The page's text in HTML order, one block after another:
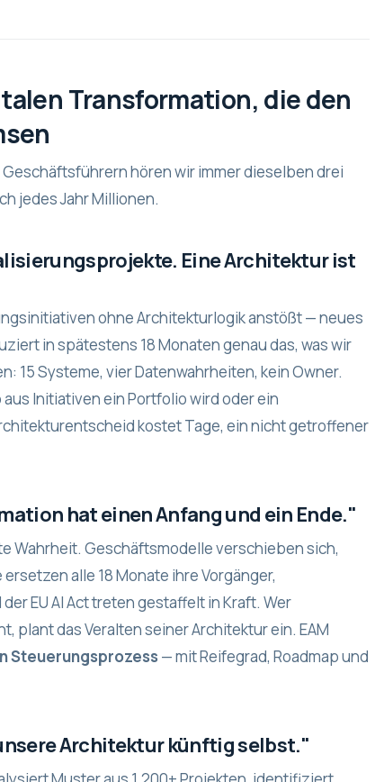
Transformation, die den
hören wir immer dieselben drei
jedes Jahr Millionen.
Eine Architektur ist
ohne Architekturlogik anstößt — neues
in spätestens 18 Monaten genau das, was wir
15 Systeme, vier Datenwahrheiten, kein Owner.
Initiativen ein Portfolio wird oder ein
kostet Tage, ein nicht getroffener
hat einen Anfang und ein Ende."
Wahrheit. Geschäftsmodelle verschieben sich,
alle 18 Monate ihre Vorgänger,
EU AI Act treten gestaffelt in Kraft. Wer
plant das Veralten seiner Architektur ein. EAM
Steuerungsprozess — mit Reifegrad, Roadmap und
Architektur künftig selbst."